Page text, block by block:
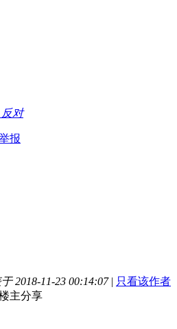
反对
报
2018-11-23 00:14:07 | 只看该作者
主分享